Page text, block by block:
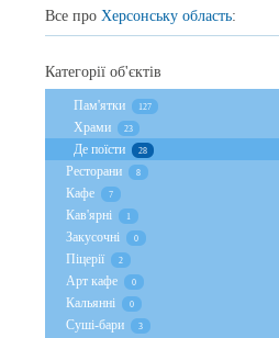
Все про Херсонську область:
Категорії об'єктів
Пам'ятки 127
Храми 23
Де поїсти 28
Ресторани 8
Кафе 7
Кав'ярні 1
Закусочні 0
Піцерії 2
Арт кафе 0
Кальянні 0
Суші-бари 3